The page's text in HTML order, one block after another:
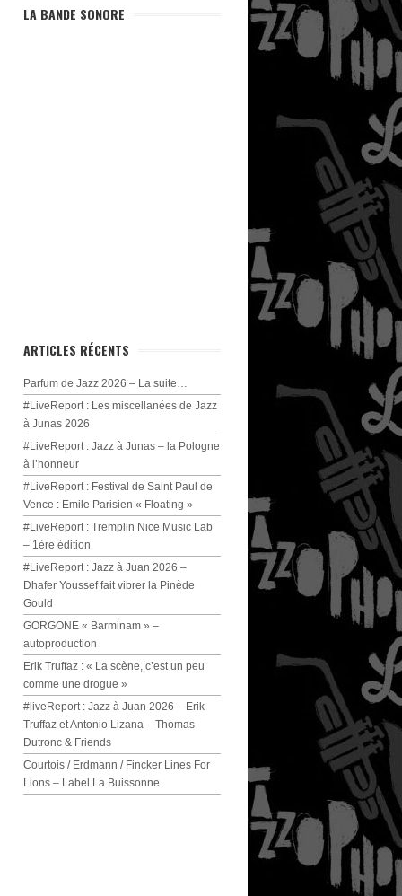
LA BANDE SONORE
ARTICLES RÉCENTS
Parfum de Jazz 2026 – La suite…
#LiveReport : Les miscellanées de Jazz
à Junas 2026
#LiveReport : Jazz à Junas – la Pologne
à l’honneur
#LiveReport : Festival de Saint Paul de
Vence : Emile Parisien « Floating »
#LiveReport : Tremplin Nice Music Lab
– 1ère édition
#LiveReport : Jazz à Juan 2026 –
Dhafer Youssef fait vibrer la Pinède
Gould
GORGONE « Barminam » –
autoproduction
Erik Truffaz : « La scène, c’est un peu
comme une drogue »
#liveReport : Jazz à Juan 2026 – Erik
Truffaz et Antonio Lizana – Thomas
Dutronc & Friends
Courtois / Erdmann / Fincker Lines For
Lions – Label La Buissonne